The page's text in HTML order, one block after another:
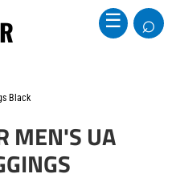
☰ ⌕
Black
MEN'S UA